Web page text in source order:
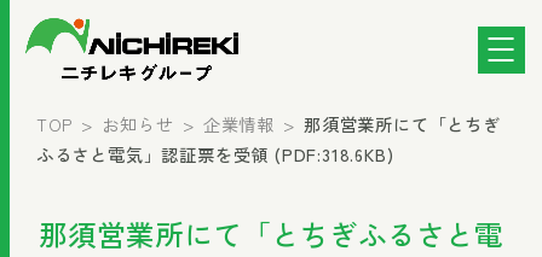
TOP お知らせ 企業情報
那須営業所にて「とちぎ
ふるさと電気」認証票を受領 (PDF:318.6KB)
那須営業所にて「とちぎふるさと電